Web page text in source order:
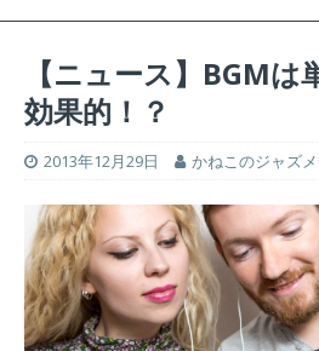
【ニュース】BGM
効果的！？
2013年12月29日 かねこのジャズ